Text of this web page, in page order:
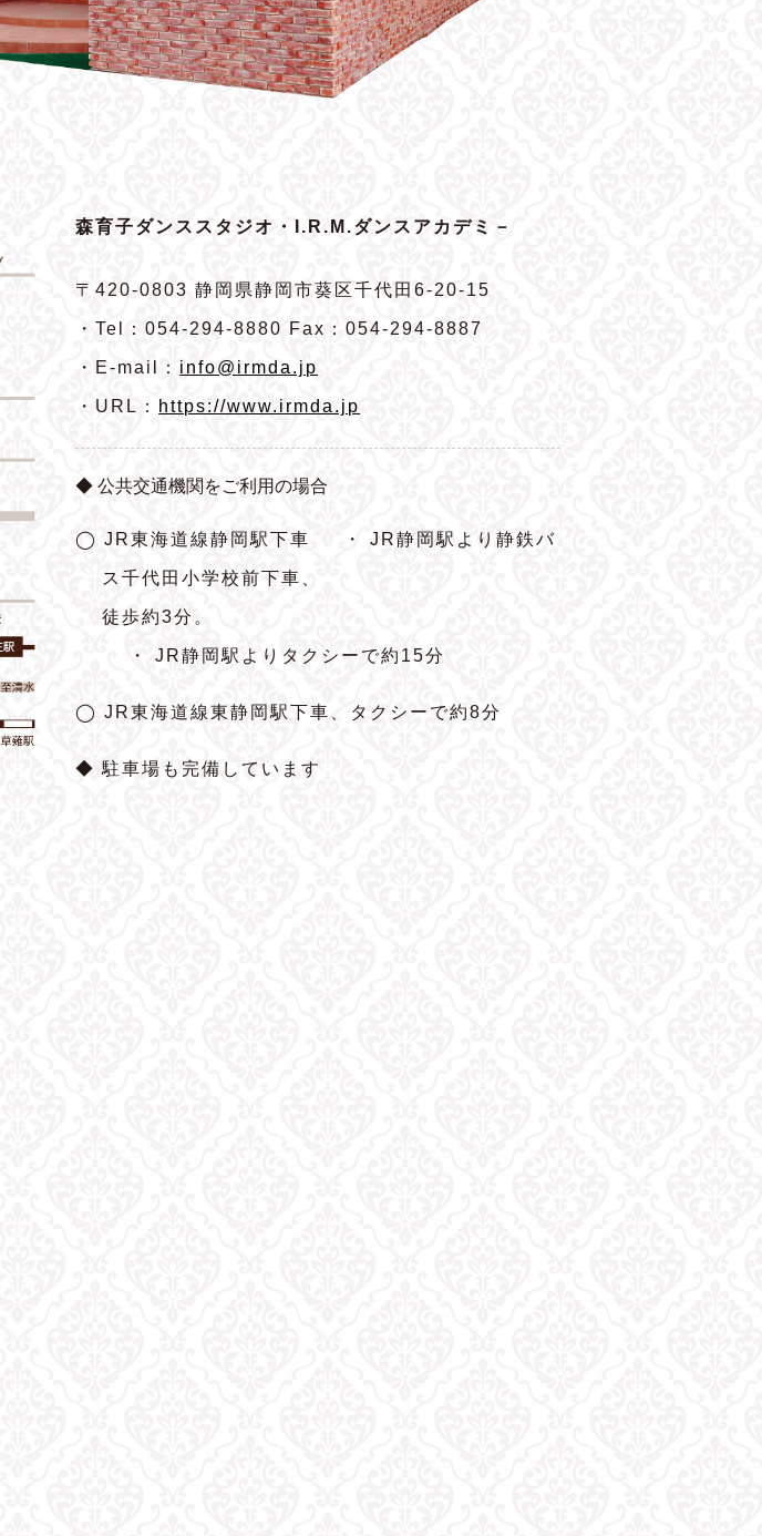
森育子ダンススタジオ・I.R.M.ダンスアカデミ－
〒420-0803静岡県静岡市葵区千代田6-20-15
・Tel：054-294-8880 Fax：054-294-8887
・E-mail： info@irmda.jp
・URL： https://www.irmda.jp
◆ 公共交通機関をご利用の場合
◯ JR東海道線静岡駅下車 ・ JR静岡駅より静鉄バ
ス千代田小学校前下車、
徒歩約3分。
・ JR静岡駅よりタクシーで約15分
◯ JR東海道線東静岡駅下車、タクシーで約8分
◆ 駐車場も完備しています